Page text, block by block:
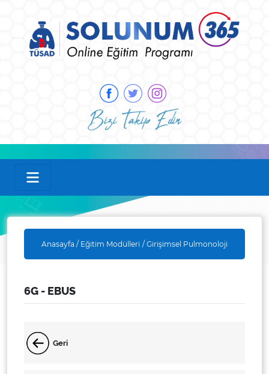
Bizi Takip Edin
Anasayfa / Eğitim Modülleri / Girişimsel Pulmonoloji
6G - EBUS
Geri